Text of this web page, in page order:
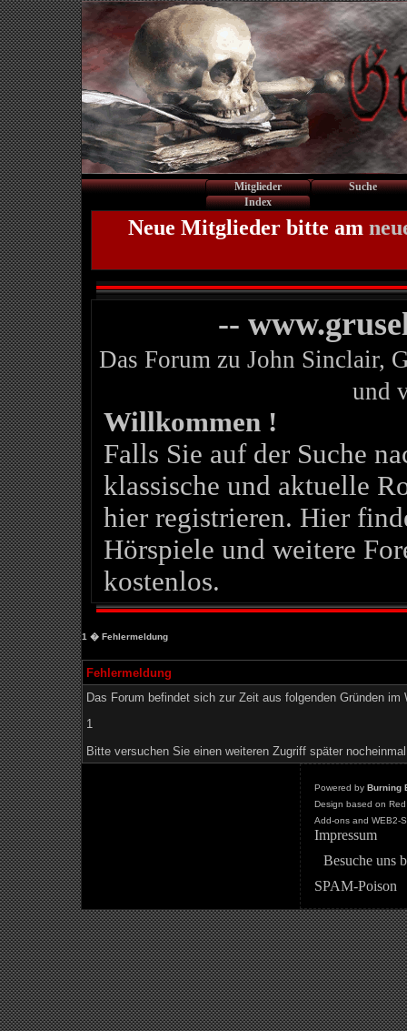
Mitglieder
Suche
Index
Neue Mitglieder bitte am
--
Das Forum zu John Sinclair,
und
Willkommen !
Falls Sie auf der Suche
klassische und aktuelle
hier registrieren. Hier
Hörspiele und weitere
kostenlos.
1 � Fehlermeldung
Fehlermeldung
Das Forum befindet sich zur Zeit aus folgenden Gründen im
1
Bitte versuchen Sie einen weiteren Zugriff später
Powered by Burning
Design based on
Add-ons and WEB2-
Impressum
Besuche uns
SPAM-Poison